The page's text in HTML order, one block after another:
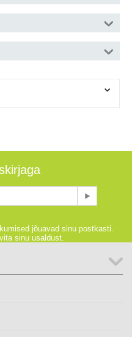
jõuavad sinu postkasti.
sinu usaldust.